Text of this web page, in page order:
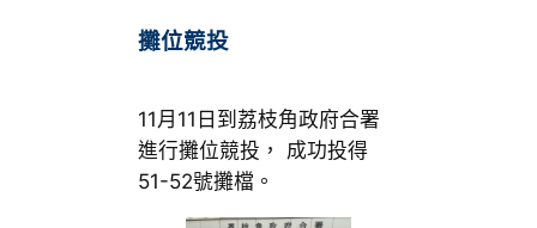
電子自學平台
攤位競投
11月11日到荔枝角政府合署
進行攤位競投， 成功投得
51-52號攤檔。